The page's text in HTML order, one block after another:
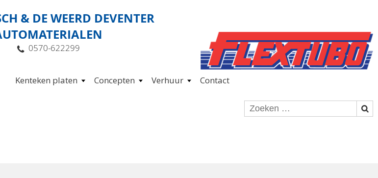
& DE WEERD DEVENTER
0570-622299
Kenteken platen Concepten Verhuur Contact